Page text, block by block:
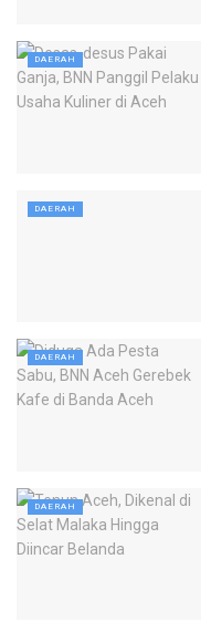
DAERAH
DAERAH
DAERAH
DAERAH